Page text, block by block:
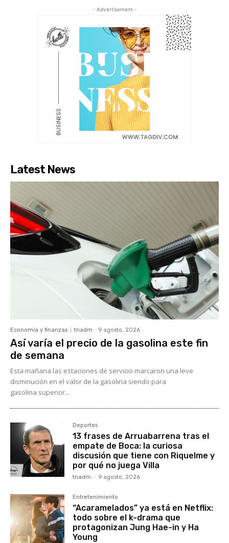
- Advertisement -
Latest News
Economía y finanzas tnadm - 9 agosto, 2026
Así varía el precio de la gasolina este fin
de semana
Esta mañana las estaciones de servicio marcaron una leve
disminución en el valor de la gasolina siendo para
gasolina superior...
Deportes
13 frases de Arruabarrena tras el
empate de Boca: la curiosa
discusión que tiene con Riquelme y
por qué no juega Villa
tnadm - 9 agosto, 2026
Entretenimiento
“Acaramelados” ya está en Netflix:
todo sobre el k-drama que
protagonizan Jung Hae-in y Ha
Young